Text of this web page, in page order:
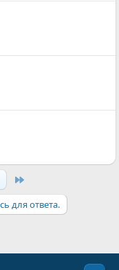
для ответа.